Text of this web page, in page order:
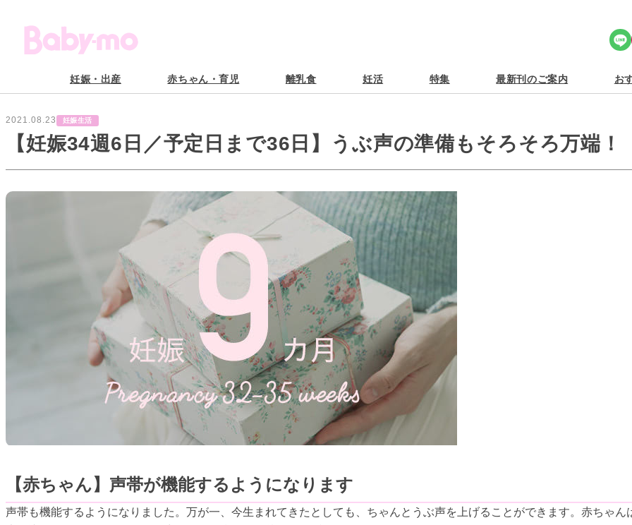
Share Icon
妊娠・出産 赤ちゃん・育児 離乳食 妊活 特集 最新刊のご案内 お
2021.08.23 妊娠生活
【妊娠34週6日／予定日まで36日】うぶ声の準備もそろそろ万端！
【赤ちゃん】声帯が機能するようになります
声帯も機能するようになりました。万が一、今生まれてきたとしても、ちゃんとうぶ声を上げることができます。赤ちゃん